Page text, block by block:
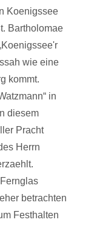
Koenigssee
Bartholomae
wie eine
kommt.
in
diesem
Pracht
Herrn
betrachten
Festhalten